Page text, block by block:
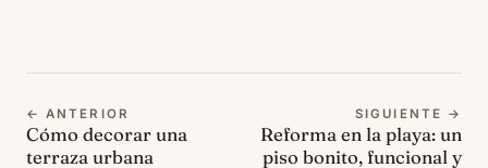
← ANTERIOR
Cómo decorar una
terraza urbana
SIGUIENTE →
Reforma en la playa: un
piso bonito, funcional y